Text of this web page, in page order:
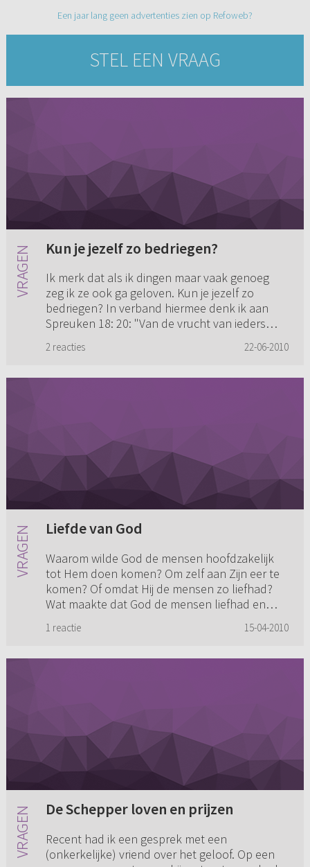
Een jaar lang geen advertenties zien op Refoweb?
STEL EEN VRAAG
Kun je jezelf zo bedriegen?
Ik merk dat als ik dingen maar vaak genoeg
zeg ik ze ook ga geloven. Kun je jezelf zo
bedriegen? In verband hiermee denk ik aan
Spreuken 18: 20: "Van de vrucht van ieders
2 reacties 22-06-2010
Liefde van God
Waarom wilde God de mensen hoofdzakelijk
tot Hem doen komen? Om zelf aan Zijn eer te
komen? Of omdat Hij de mensen zo liefhad?
Wat maakte dat God de mensen liefhad en
1 reactie 15-04-2010
De Schepper loven en prijzen
Recent had ik een gesprek met een
(onkerkelijke) vriend over het geloof. Op een